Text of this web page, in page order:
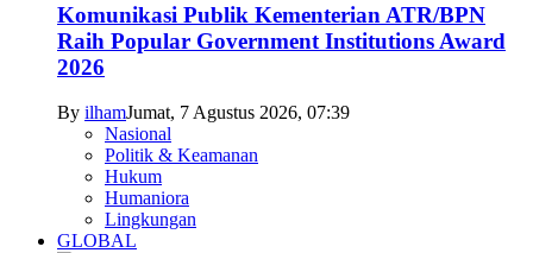
Komunikasi Publik Kementerian ATR/BPN
Raih Popular Government Institutions Award
2026
By ilhamJumat, 7 Agustus 2026, 07:39
Nasional
Politik & Keamanan
Hukum
Humaniora
Lingkungan
GLOBAL